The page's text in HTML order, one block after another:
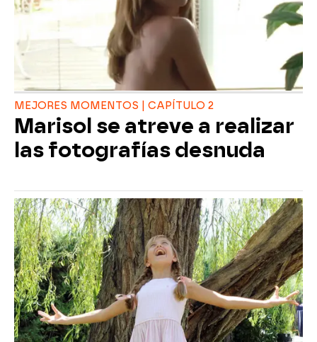
MEJORES MOMENTOS | CAPÍTULO 2
Marisol se atreve a realizar
las fotografías desnuda